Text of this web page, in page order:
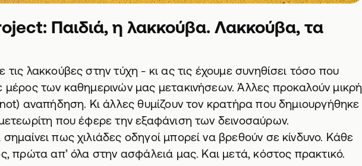
Παιδιά, η λακκούβα. Λακκούβα, τα
λακκούβες στην τύχη - κι ας τις έχουμε συνηθίσει τόσο που
μέρος των καθημερινών μας μετακινήσεων. Άλλες προκαλούν μικρή
αναπήδηση. Κι άλλες θυμίζουν τον κρατήρα που δημιουργήθηκε
που έφερε την εξαφάνιση των δεινοσαύρων.
πως χιλιάδες οδηγοί μπορεί να βρεθούν σε κίνδυνο. Κάθε
πρώτα απ’ όλα στην ασφάλειά μας. Και μετά, κόστος πρακτικό.